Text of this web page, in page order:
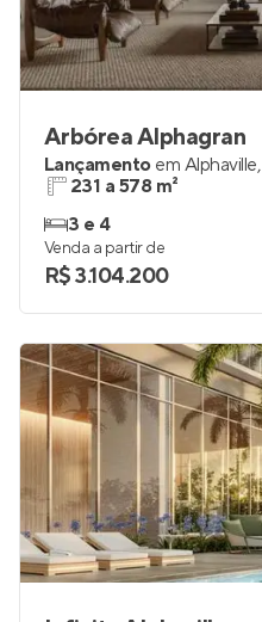
Arbórea Alphagran
Lançamento em Alphaville,
231 a 578 m²
3 e 4
Venda a partir de
R$ 3.104.200